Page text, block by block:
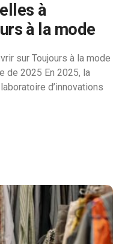
à
à la mode
sur Toujours à la mode
de 2025 En 2025, la
d’innovations